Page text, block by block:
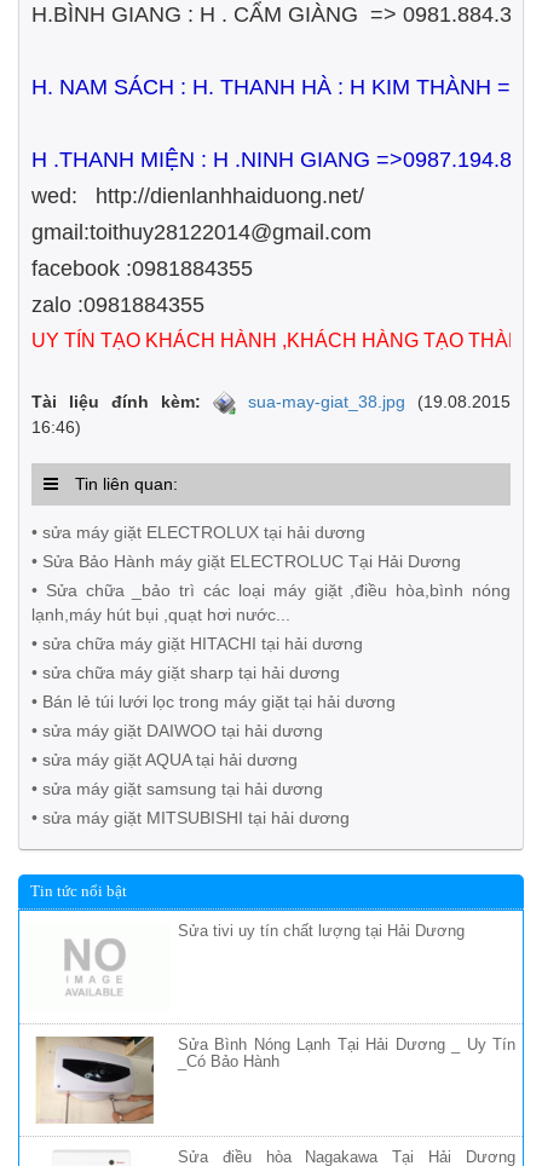
H.BÌNH GIANG : H . CẨM GIÀNG => 0981.884.355
H. NAM SÁCH : H. THANH HÀ : H KIM THÀNH
H .THANH MIỆN : H .NINH GIANG =>0987.194.833
wed: http://dienlanhhaiduong.net/
gmail:toithuy28122014@gmail.com
facebook :0981884355
zalo :0981884355
UY TÍN TẠO KHÁCH HÀNH ,KHÁCH HÀNG TẠO THÀNH
Tài liệu đính kèm: sua-may-giat_38.jpg (19.08.2015
16:46)
Tin liên quan:
• sửa máy giặt ELECTROLUX tại hải dương
• Sửa Bảo Hành máy giặt ELECTROLUC Tại Hải Dương
• Sửa chữa _bảo trì các loại máy giặt ,điều hòa,bình nóng
lạnh,máy hút bụi ,quạt hơi nước...
• sửa chữa máy giặt HITACHI tại hải dương
• sửa chữa máy giặt sharp tại hải dương
• Bán lẻ túi lưới lọc trong máy giặt tại hải dương
• sửa máy giặt DAIWOO tại hải dương
• sửa máy giặt AQUA tại hải dương
• sửa máy giặt samsung tại hải dương
• sửa máy giặt MITSUBISHI tại hải dương
Tin tức nổi bật
Sửa tivi uy tín chất lượng tại Hải Dương
Sửa Bình Nóng Lạnh Tại Hải Dương _ Uy Tín
_Có Bảo Hành
Sửa điều hòa Nagakawa Tại Hải Dương